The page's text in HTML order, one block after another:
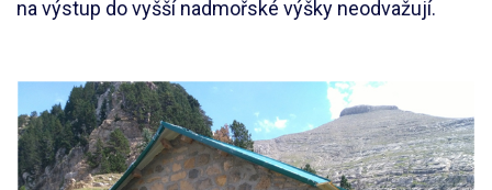
na výstup do vyšší nadmořské výšky neodvažují.